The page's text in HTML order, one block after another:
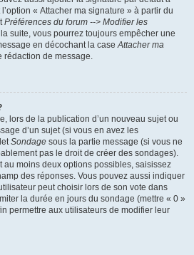
« Attacher ma signature » à partir du
Préférences du forum --> Modifier les
suite, vous pourrez toujours empêcher une
en décochant la caseAttacher ma
rédaction de message.
lors de la publication d’un nouveau sujet ou
d’un sujet (si vous en avez les
Sondage sous la partie message (si vous ne
pas le droit de créer des sondages).
au moins deux options possibles, saisissez
des réponses. Vous pouvez aussi indiquer
peut choisir lors de son vote dans
la durée en jours du sondage (mettre « 0 »
permettre aux utilisateurs de modifier leur